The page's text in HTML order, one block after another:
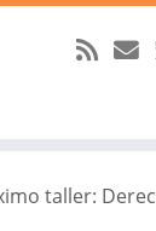
taller: